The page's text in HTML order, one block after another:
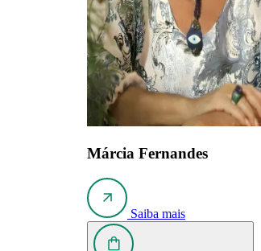
Márcia Fernandes
Saiba mais